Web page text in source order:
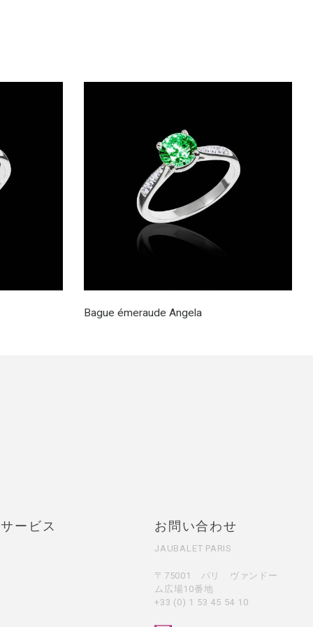
Bague émeraude Angela
ービス お問い合わせ
JAUBALET PARIS
〒75001 パリ ヴァンドー
ム広場10番地
+33 (0) 1 53 45 54 10